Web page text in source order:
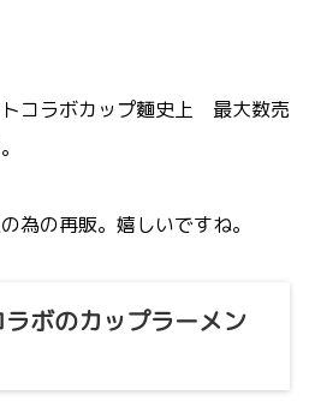
コラボカップ麵史上 最大数売
為の再販。嬉しいですね。
ボのカップラーメン